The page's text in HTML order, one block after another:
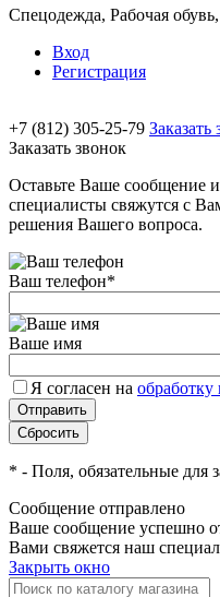
Спецодежда, Рабочая
Вход
Регистрация
+7 (812) 305-25-79 Заказать
Заказать звонок
Оставьте Ваше сообщение
специалисты свяжутся с
решения Вашего вопроса.
Ваш телефон*
Ваше имя
Я согласен на
* - Поля, обязательные для
Сообщение отправлено
Ваше сообщение успешно
Вами свяжется наш
Закрыть окно